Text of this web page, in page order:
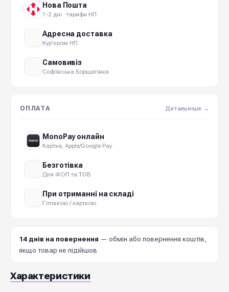
Нова Пошта
1-2 дні · тарифи НП
Адресна доставка
Кур'єром НП
Самовивіз
Софіївська Борщагівка
ОПЛАТА Детальніше →
MonoPay онлайн
Картка, Apple/Google Pay
Безготівка
Для ФОП та ТОВ
При отриманні на складі
Готівкою / карткою
14 днів на повернення — обмін або повернення коштів,
якщо товар не підійшов
Характеристики